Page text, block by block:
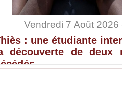
Vendredi 7 Août 2026
: une étudiante
découverte de deux